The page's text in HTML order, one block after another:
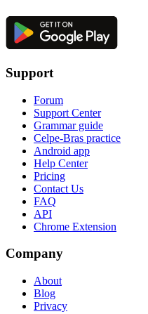
Support
Forum
Support Center
Grammar guide
Celpe-Bras practice
Android app
Help Center
Pricing
Contact Us
FAQ
API
Chrome Extension
Company
About
Blog
Privacy